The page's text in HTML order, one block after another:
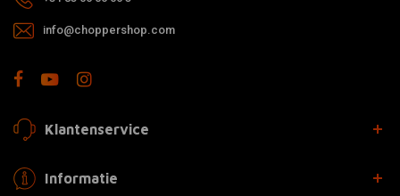
info@choppershop.com
Klantenservice
Informatie